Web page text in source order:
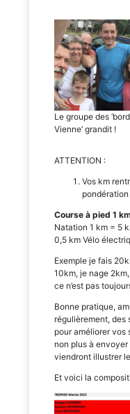
Le groupe des
Vienne’ grandit !
ATTENTION :
Vos km
Course à pied 1
Natation 1 km = 5
0,5 km Vélo
Exemple je fais
10km, je nage
ce n’est pas
Bonne pratique,
régulièrement, des
pour améliorer vos
non plus à
viendront illustrer
Et voici la